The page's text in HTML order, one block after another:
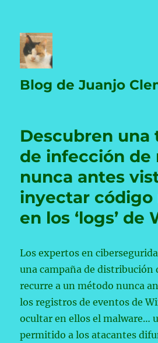
Blog de Juanjo
Descubren una
de infección de
nunca antes
inyectar código
en los ‘logs’ de
Los expertos en
una campaña de distribución
recurre a un método nunca
los registros de eventos de
ocultar en ellos el malware…
permitido a los atacantes